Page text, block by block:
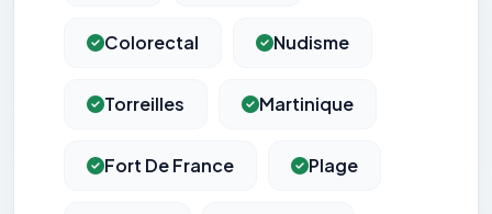
Colorectal Nudisme
Torreilles Martinique
Fort De France Plage